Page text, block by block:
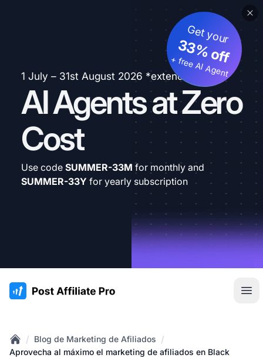
1 July – 31st August 2026 *extended
AI Agents at Zero
Cost
Get your
33% off
+ free AI Agent
Use code SUMMER-33M for monthly and
SUMMER-33Y for yearly subscription
:site.title
Home
/ Blog de Marketing de Afiliados /
Aprovecha al máximo el marketing de afiliados en Black